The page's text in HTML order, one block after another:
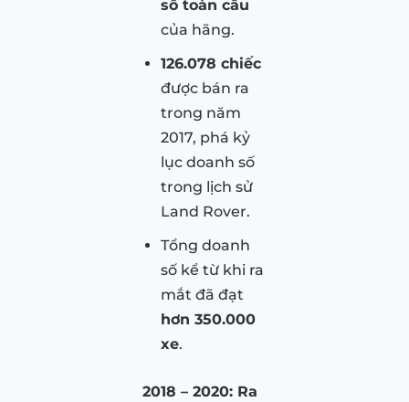
số toàn cầu
của hãng.
126.078 chiếc
được bán ra
trong năm
2017, phá kỷ
lục doanh số
trong lịch sử
Land Rover.
Tổng doanh
số kể từ khi ra
mắt đã đạt
hơn 350.000
xe.
2018 – 2020: Ra